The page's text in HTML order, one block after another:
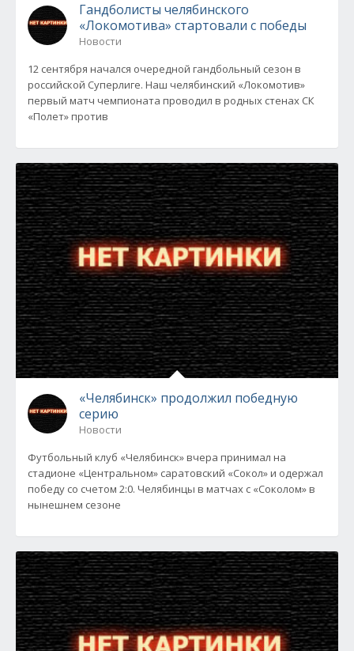
Гандболисты челябинского
«Локомотива» стартовали с победы
Новости
12 сентября начался очередной гандбольный сезон в
российской Суперлиге. Наш челябинский «Локомотив»
первый матч чемпионата проводил в родных стенах СК
«Полет» против
«Челябинск» продолжил победную
серию
Новости
Футбольный клуб «Челябинск» вчера принимал на
стадионе «Центральном» саратовский «Сокол» и одержал
победу со счетом 2:0. Челябинцы в матчах с «Соколом» в
нынешнем сезоне